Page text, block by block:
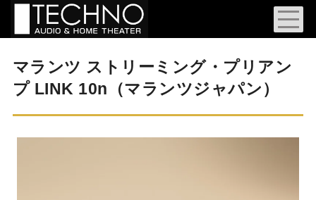
マランツ ストリーミング・プリアン
プ LINK 10n（マランツジャパン）